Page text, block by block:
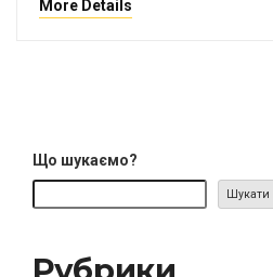
More Details
Що шукаємо?
Шукати